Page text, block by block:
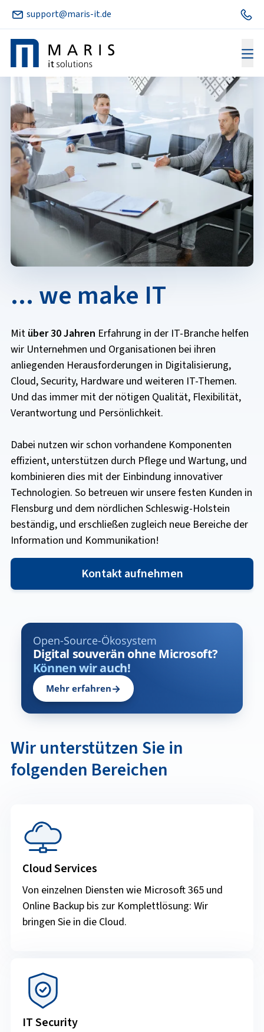
support@maris-it.de
... we make IT
Mit über 30 Jahren Erfahrung in der IT-Branche helfen
wir Unternehmen und Organisationen bei ihren
anliegenden Herausforderungen in Digitalisierung,
Cloud, Security, Hardware und weiteren IT-Themen.
Und das immer mit der nötigen Qualität, Flexibilität,
Verantwortung und Persönlichkeit.
Dabei nutzen wir schon vorhandene Komponenten
effizient, unterstützen durch Pflege und Wartung, und
kombinieren dies mit der Einbindung innovativer
Technologien. So betreuen wir unsere festen Kunden in
Flensburg und dem nördlichen Schleswig-Holstein
beständig, und erschließen zugleich neue Bereiche der
Information und Kommunikation!
Kontakt aufnehmen
Open-Source-Ökosystem
Digital souverän ohne Microsoft?
Können wir auch!
Mehr erfahren→
Wir unterstützen Sie in
folgenden Bereichen
Cloud Services
Von einzelnen Diensten wie Microsoft 365 und
Online Backup bis zur Komplettlösung: Wir
bringen Sie in die Cloud.
IT Security